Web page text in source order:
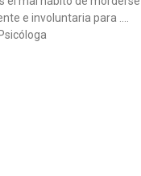
e involuntaria para ….